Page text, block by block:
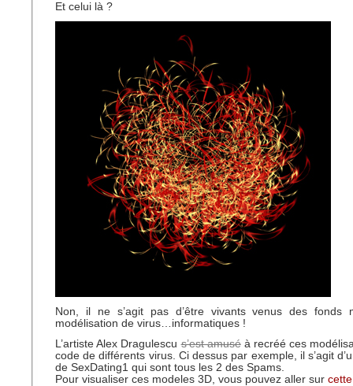
Et celui là ?
Non, il ne s’agit pas d’être vivants venus des fonds
modélisation de virus…informatiques !
L’artiste Alex Dragulescus’est amuséà recréé ces
code de différents virus. Ci dessus par exemple, il s’agit
de SexDating1 qui sont tous les 2 des Spams.
Pour visualiser ces modeles 3D, vous pouvez aller sur